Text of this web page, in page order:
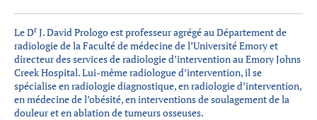
Le Dr J. David Prologo est professeur agrégé au Département de
radiologie de la Faculté de médecine de l’Université Emory et
directeur des services de radiologie d’intervention au Emory Johns
Creek Hospital. Lui-même radiologue d’intervention, il se
spécialise en radiologie diagnostique, en radiologie d’intervention,
en médecine de l’obésité, en interventions de soulagement de la
douleur et en ablation de tumeurs osseuses.